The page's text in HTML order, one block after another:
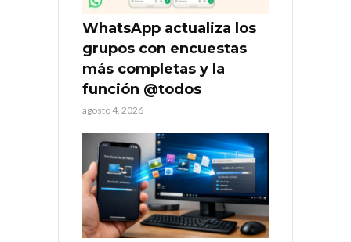
WhatsApp actualiza los
grupos con encuestas
más completas y la
función @todos
agosto 4, 2026